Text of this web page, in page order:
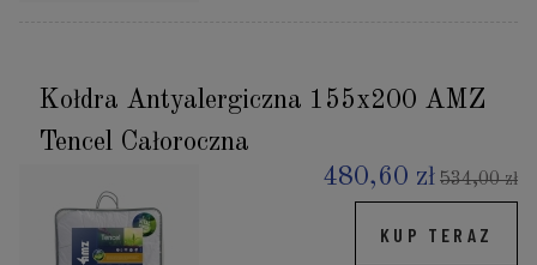
Kołdra Antyalergiczna 155x200 AMZ
Tencel Całoroczna
480,60 zł 534,00 zł
KUP TERAZ